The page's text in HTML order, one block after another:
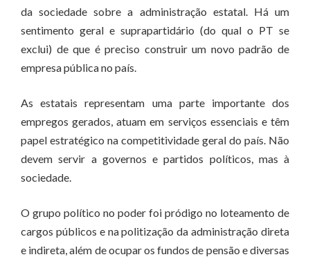
da sociedade sobre a administração estatal. Há um
sentimento geral e suprapartidário (do qual o PT se
exclui) de que é preciso construir um novo padrão de
empresa pública no país.
As estatais representam uma parte importante dos
empregos gerados, atuam em serviços essenciais e têm
papel estratégico na competitividade geral do país. Não
devem servir a governos e partidos políticos, mas à
sociedade.
O grupo político no poder foi pródigo no loteamento de
cargos públicos e na politização da administração direta
e indireta, além de ocupar os fundos de pensão e diversas